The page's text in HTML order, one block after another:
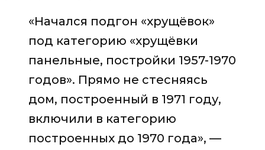
«Начался подгон «хрущёвок»
под категорию «хрущёвки
панельные, постройки 1957-1970
годов». Прямо не стесняясь
дом, построенный в 1971 году,
включили в категорию
построенных до 1970 года», —